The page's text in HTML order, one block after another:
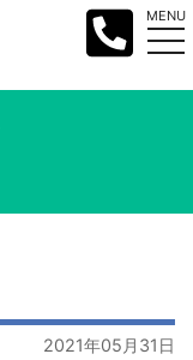
MENU
2021年05月31日